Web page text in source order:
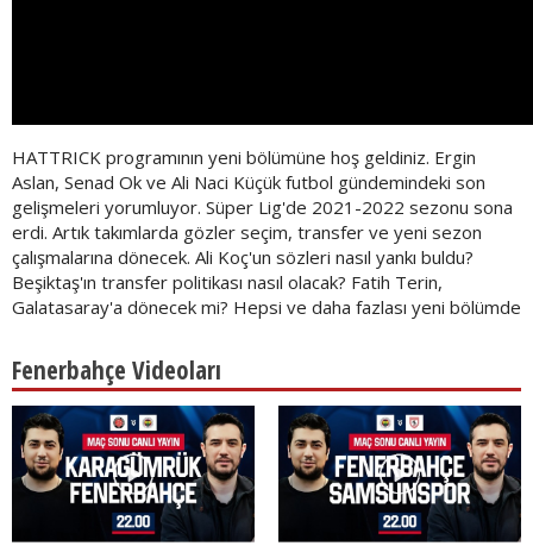
HATTRICK programının yeni bölümüne hoş geldiniz. Ergin
Aslan, Senad Ok ve Ali Naci Küçük futbol gündemindeki son
gelişmeleri yorumluyor. Süper Lig'de 2021-2022 sezonu sona
erdi. Artık takımlarda gözler seçim, transfer ve yeni sezon
çalışmalarına dönecek. Ali Koç'un sözleri nasıl yankı buldu?
Beşiktaş'ın transfer politikası nasıl olacak? Fatih Terin,
Galatasaray'a dönecek mi? Hepsi ve daha fazlası yeni bölümde
Fenerbahçe Videoları